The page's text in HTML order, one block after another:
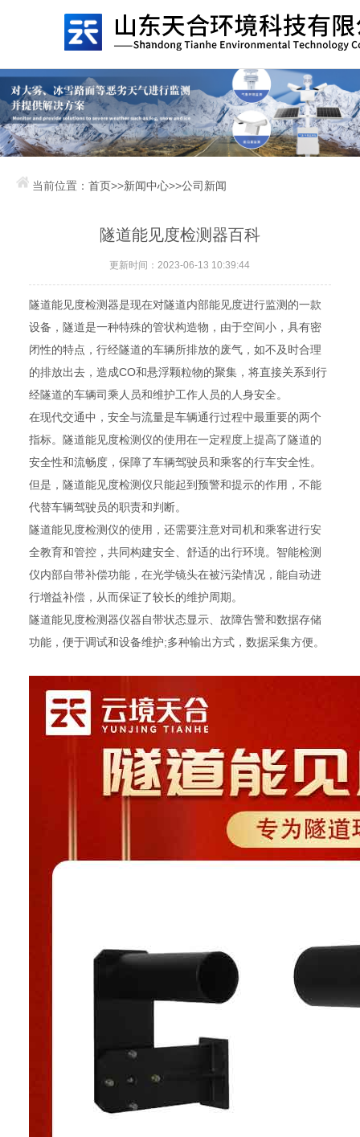
当前位置：首页>>新闻中心>>公司新闻
隧道能见度检测器百科
更新时间：2023-06-13 10:39:44
隧道能见度检测器是现在对隧道内部能见度进行监测的一款
设备，隧道是一种特殊的管状构造物，由于空间小，具有密
闭性的特点，行经隧道的车辆所排放的废气，如不及时合理
的排放出去，造成CO和悬浮颗粒物的聚集，将直接关系到行
经隧道的车辆司乘人员和维护工作人员的人身安全。
在现代交通中，安全与流量是车辆通行过程中最重要的两个
指标。隧道能见度检测仪的使用在一定程度上提高了隧道的
安全性和流畅度，保障了车辆驾驶员和乘客的行车安全性。
但是，隧道能见度检测仪只能起到预警和提示的作用，不能
代替车辆驾驶员的职责和判断。
隧道能见度检测仪的使用，还需要注意对司机和乘客进行安
全教育和管控，共同构建安全、舒适的出行环境。智能检测
仪内部自带补偿功能，在光学镜头在被污染情况，能自动进
行增益补偿，从而保证了较长的维护周期。
隧道能见度检测器仪器自带状态显示、故障告警和数据存储
功能，便于调试和设备维护;多种输出方式，数据采集方便。